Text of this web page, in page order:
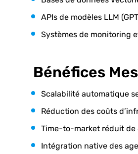
APIs de modèles LLM
Systèmes de monitoring
Bénéfices
Scalabilité automatique
Réduction des coûts
Time-to-market réduit de
Intégration native des